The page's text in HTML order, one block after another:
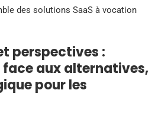
des solutions SaaS à vocation
perspectives :
aux alternatives,
pour les